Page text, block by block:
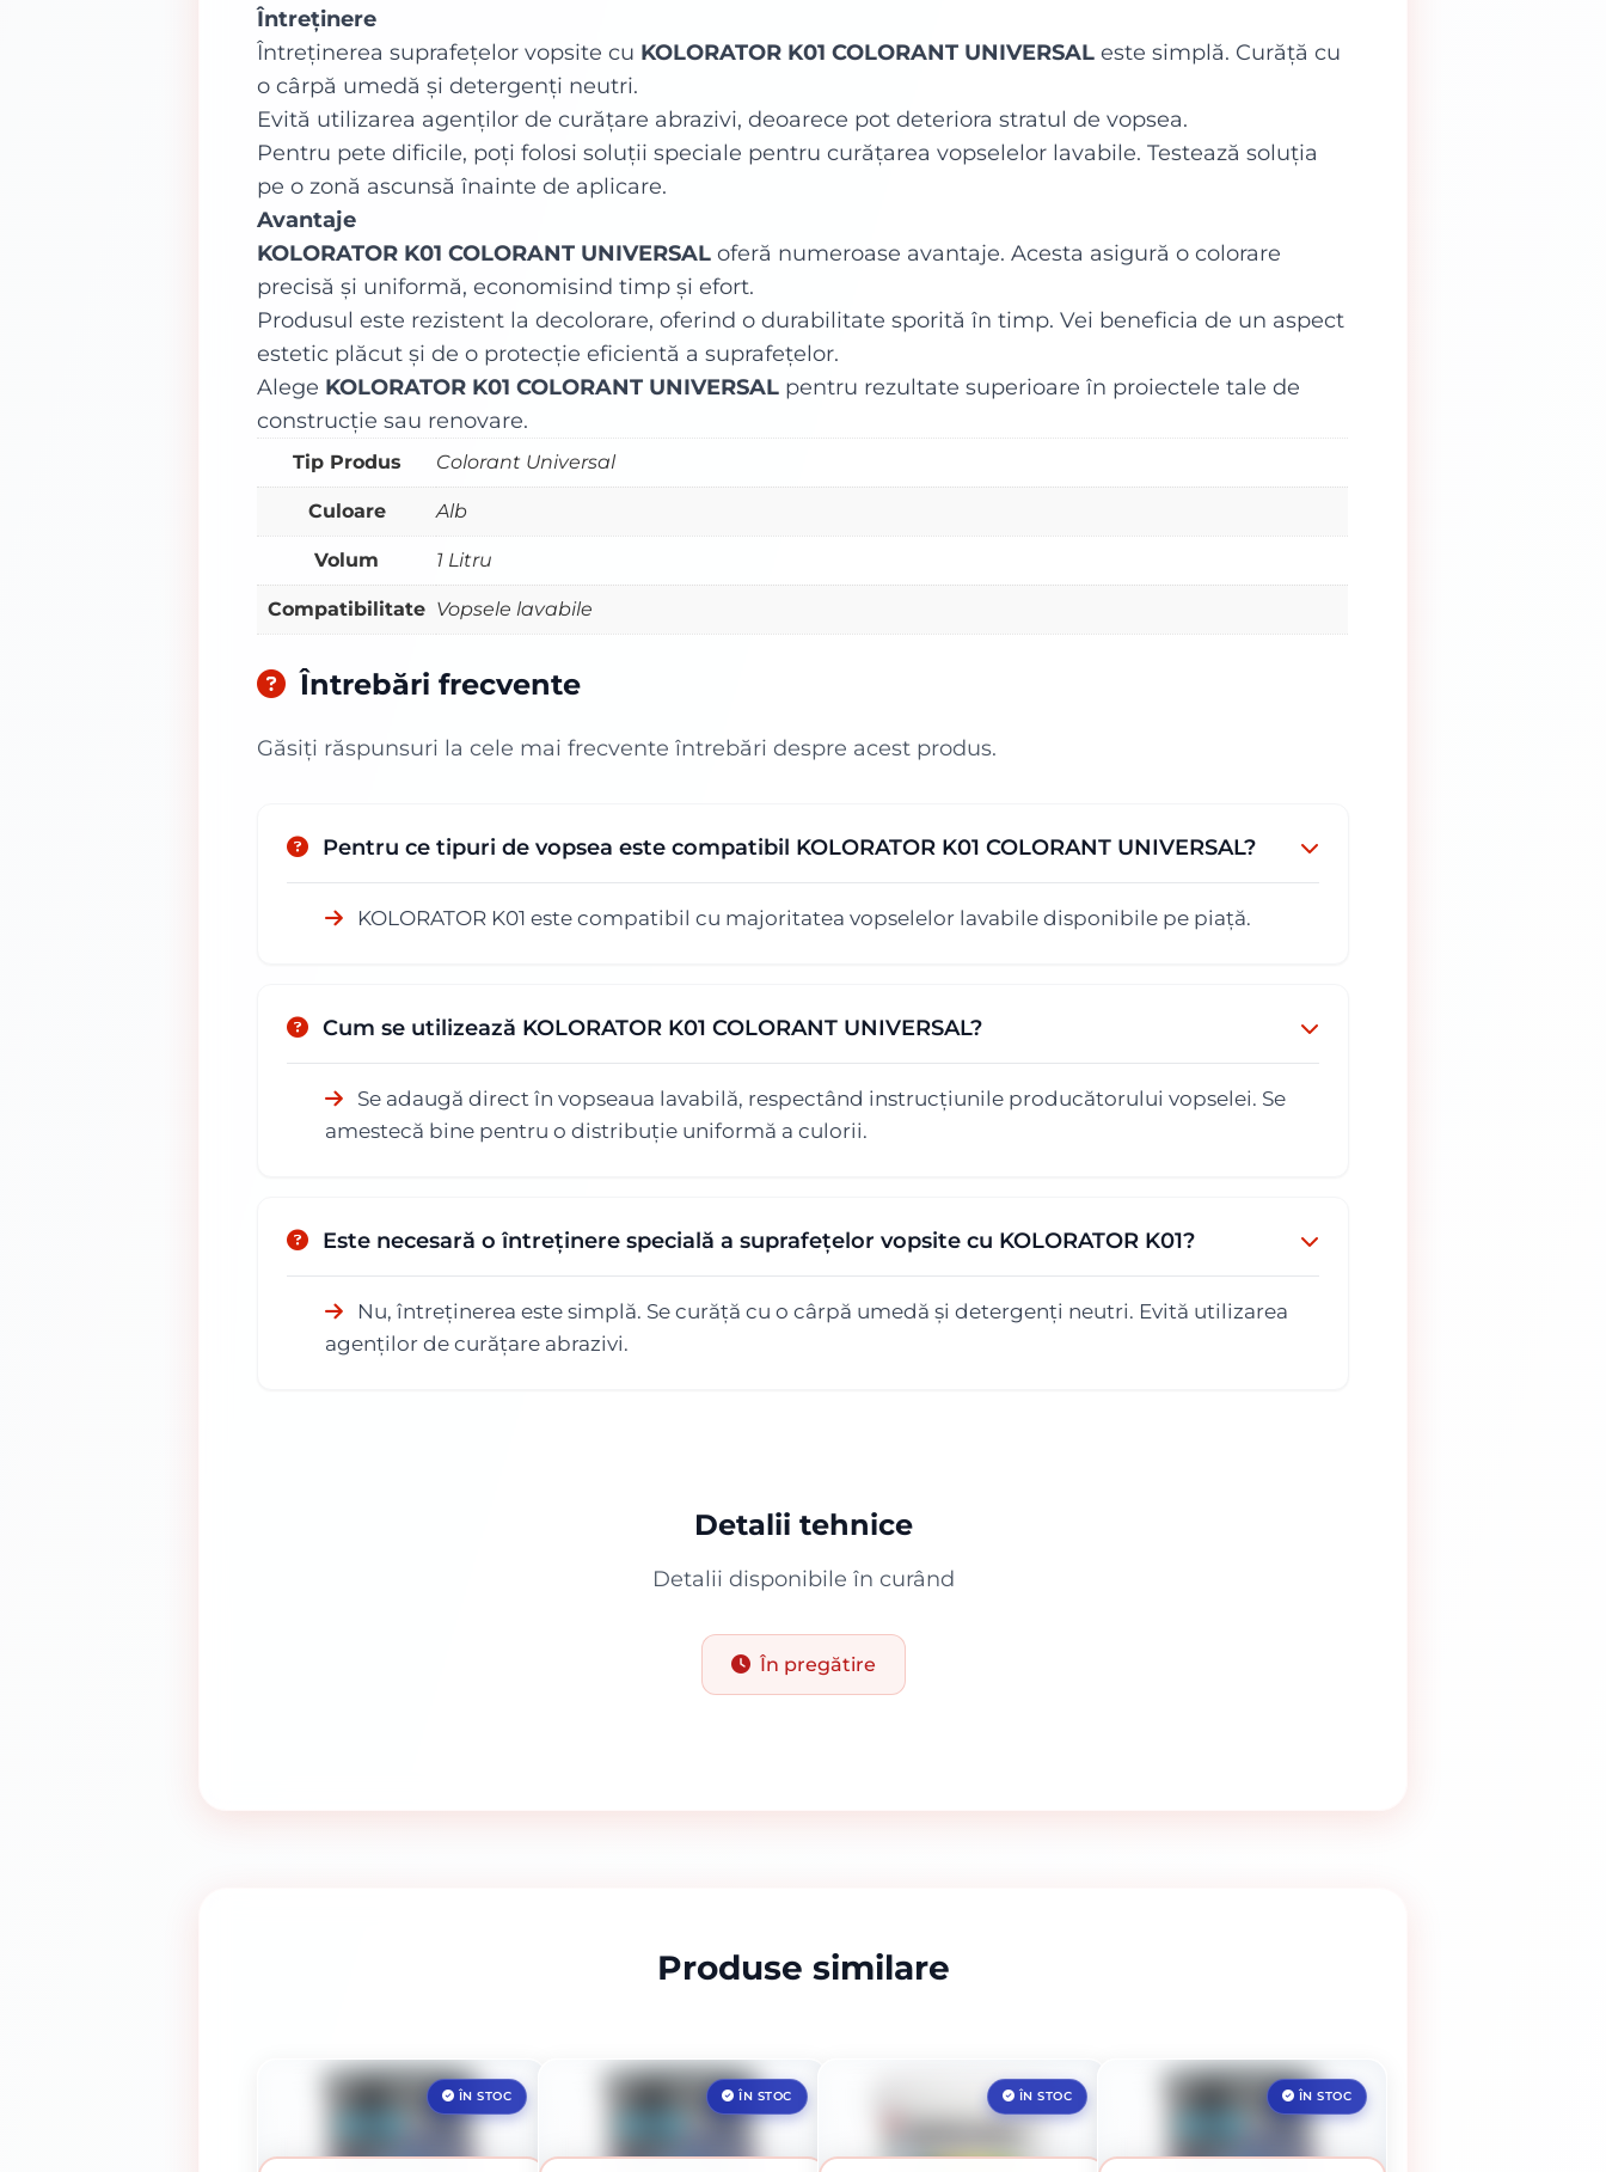
Întreținere
Întreținerea suprafețelor vopsite cu KOLORATOR K01 COLORANT UNIVERSAL este simplă. Curăță cu
o cârpă umedă și detergenți neutri.
Evită utilizarea agenților de curățare abrazivi, deoarece pot deteriora stratul de vopsea.
Pentru pete dificile, poți folosi soluții speciale pentru curățarea vopselelor lavabile. Testează soluția
pe o zonă ascunsă înainte de aplicare.
Avantaje
KOLORATOR K01 COLORANT UNIVERSAL oferă numeroase avantaje. Acesta asigură o colorare
precisă și uniformă, economisind timp și efort.
Produsul este rezistent la decolorare, oferind o durabilitate sporită în timp. Vei beneficia de un aspect
estetic plăcut și de o protecție eficientă a suprafețelor.
Alege KOLORATOR K01 COLORANT UNIVERSAL pentru rezultate superioare în proiectele tale de
construcție sau renovare.
Tip Produs Colorant Universal
Culoare Alb
Volum 1 Litru
Compatibilitate Vopsele lavabile
Întrebări frecvente
Găsiți răspunsuri la cele mai frecvente întrebări despre acest produs.
Pentru ce tipuri de vopsea este compatibil KOLORATOR K01 COLORANT UNIVERSAL?
KOLORATOR K01 este compatibil cu majoritatea vopselelor lavabile disponibile pe piață.
Cum se utilizează KOLORATOR K01 COLORANT UNIVERSAL?
Se adaugă direct în vopseaua lavabilă, respectând instrucțiunile producătorului vopselei. Se
amestecă bine pentru o distribuție uniformă a culorii.
Este necesară o întreținere specială a suprafețelor vopsite cu KOLORATOR K01?
Nu, întreținerea este simplă. Se curăță cu o cârpă umedă și detergenți neutri. Evită utilizarea
agenților de curățare abrazivi.
Detalii tehnice
Detalii disponibile în curând
În pregătire
Produse similare
ÎN STOC ÎN STOC ÎN STOC ÎN STOC